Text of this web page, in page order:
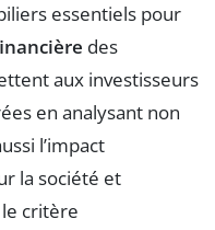
essentiels pour
des
aux investisseurs
en analysant non
l’impact
la société et
critère